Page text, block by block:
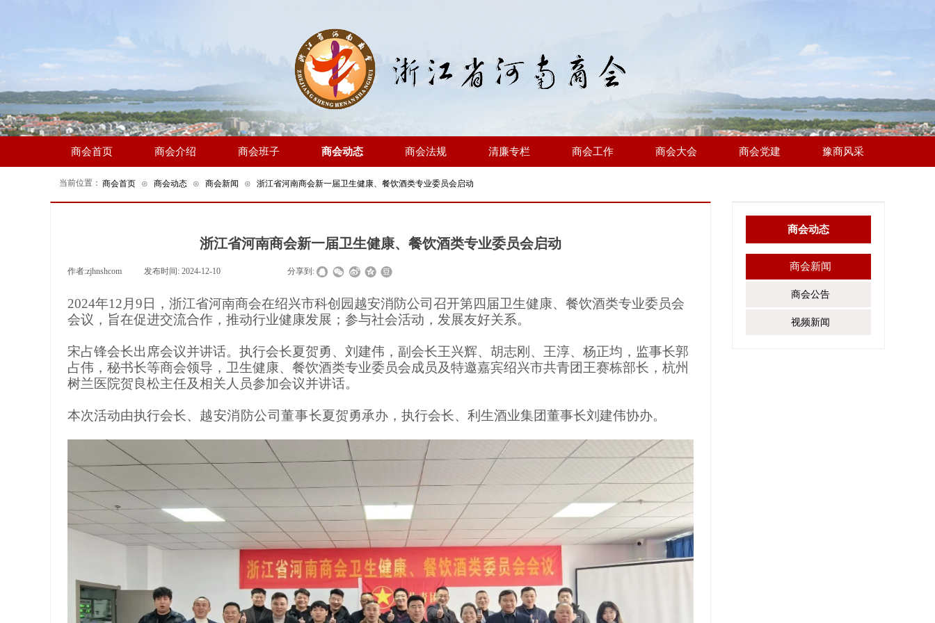
商会首页 商会介绍 商会班子 商会动态 商会法规 清廉专栏 商会工作 商会大会 商会党建 豫商风采
商会首页 ⊙ 商会动态 ⊙ 商会新闻 ⊙ 浙江省河南商会新一届卫生健康、餐饮酒类专业委员会启动
当前位置：
商会动态
商会新闻
商会公告
视频新闻
浙江省河南商会新一届卫生健康、餐饮酒类专业委员会启动
作者:zjhnshcom 发布时间: 2024-12-10 分享到:
2024年12 月 9日， 浙江省河南商会在绍兴市科创园越安消防公司 召开第四届卫生健康、餐饮酒类专业委员会
会议，旨在促进交流合作，推动行业健康发展；参与社会活动，发展友好关系。
宋占锋会长出席会议并讲话。执行会长夏贺勇、刘建伟，副会长王兴辉、胡志刚、王淳、杨正均，监事长郭
占伟，秘书长等商会领导，卫生健康、餐饮酒类专业委员会成员及特邀嘉宾绍兴市共青团王赛栋部长，杭州
树兰医院贺良松主任及相关人员参加会议并讲话。
本次活动由执行会长、 越安消防公司董事长夏贺勇承办，执行会长、利生酒业集团董事长刘建伟协办。